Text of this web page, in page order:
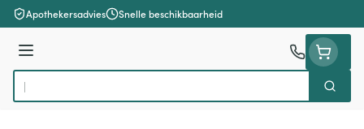
Ga naar de inhoud
Apothekersadvies Snelle beschikbaarheid
Menu
Product, merk, categorie...
Zoek